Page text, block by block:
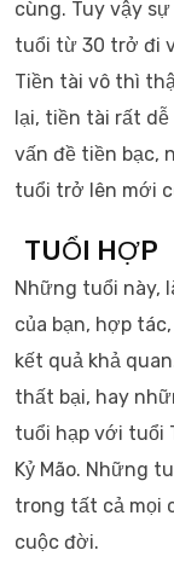
cùng. Tuy vậy
tuổi từ 30 trở đi
Tiền tài vô thì
lại, tiền tài rất
vấn đề tiền bạc,
tuổi trở lên mới
TUỔI HỢP
Những tuổi này,
của bạn, hợp
kết quả khả
thất bại, hay
tuổi hạp với tuổi
Kỷ Mão. Những
trong tất cả mọi
cuộc đời.